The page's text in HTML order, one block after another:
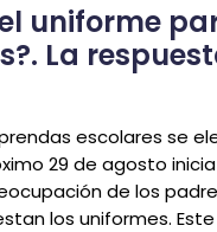
uniforme
La
escolares se
29 de agosto
de los
los uniformes.